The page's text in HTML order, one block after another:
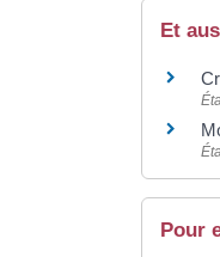
Et
Pour